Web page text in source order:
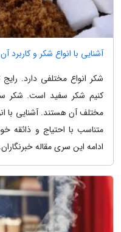
آشنایی با انواع شکر و کاربرد
شکر انواع مختلفی دارد.
کنیم شکر سفید است. شکر
مختلف آن هستند. آشنایی با
متناسب با احتیاج و ذائقه
ادامه این سری مقاله